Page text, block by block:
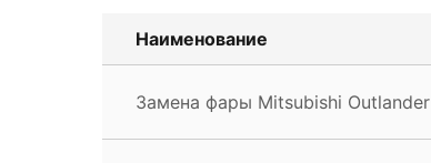
Наименование
Замена фары Mitsubishi Outlander